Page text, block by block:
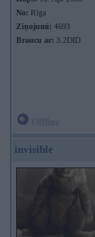
No: Rīga
Ziņojumi: 4693
Braucu ar: 3.2DID
invisible